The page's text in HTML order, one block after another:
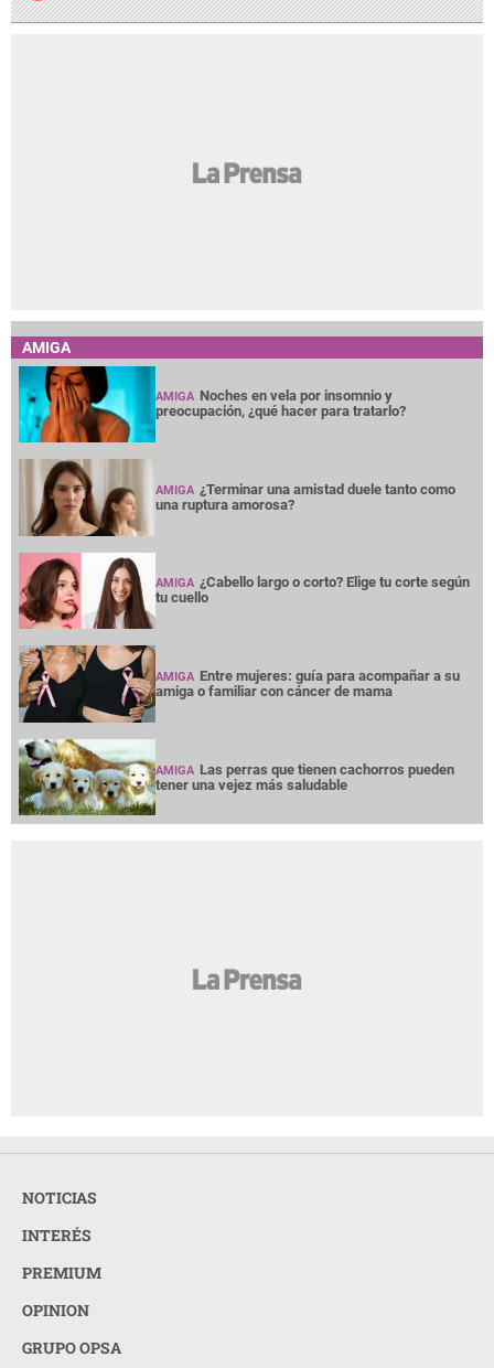
AMIGA
AMIGA Noches en vela por insomnio y
preocupación, ¿qué hacer para tratarlo?
AMIGA ¿Terminar una amistad duele tanto como
una ruptura amorosa?
AMIGA ¿Cabello largo o corto? Elige tu corte según
tu cuello
AMIGA Entre mujeres: guía para acompañar a su
amiga o familiar con cáncer de mama
AMIGA Las perras que tienen cachorros pueden
tener una vejez más saludable
NOTICIAS
INTERÉS
PREMIUM
OPINION
GRUPO OPSA